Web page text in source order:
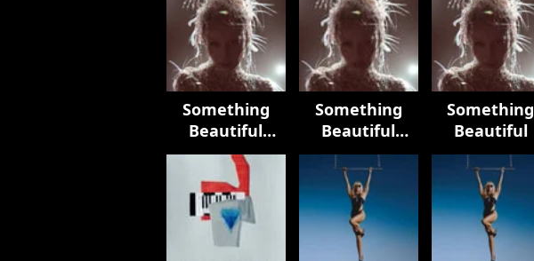
Something
Beautiful
(Deluxe)
Something
Beautiful
(Edits)
Something
Beautiful